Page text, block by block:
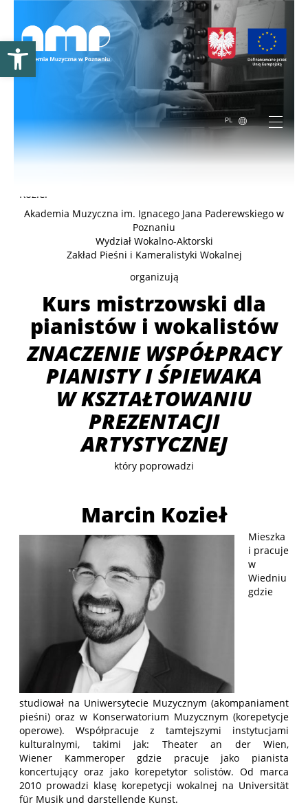
Otwórz pasek narzędzi
PL
Kozieł
Akademia Muzyczna im. Ignacego Jana Paderewskiego w
Poznaniu
Wydział Wokalno-Aktorski
Zakład Pieśni i Kameralistyki Wokalnej
organizują
Kurs mistrzowski dla
pianistów i wokalistów
ZNACZENIE WSPÓŁPRACY
PIANISTY I ŚPIEWAKA
W KSZTAŁTOWANIU
PREZENTACJI
ARTYSTYCZNEJ
który poprowadzi
Marcin Kozieł
Mieszka
i pracuje
w
Wiedniu
gdzie
studiował na Uniwersytecie Muzycznym (akompaniament
pieśni) oraz w Konserwatorium Muzycznym (korepetycje
operowe). Współpracuje z tamtejszymi instytucjami
kulturalnymi, takimi jak: Theater an der Wien,
Wiener Kammeroper gdzie pracuje jako pianista
koncertujący oraz jako korepetytor solistów. Od marca
2010 prowadzi klasę korepetycji wokalnej na Universität
für Musik und darstellende Kunst.